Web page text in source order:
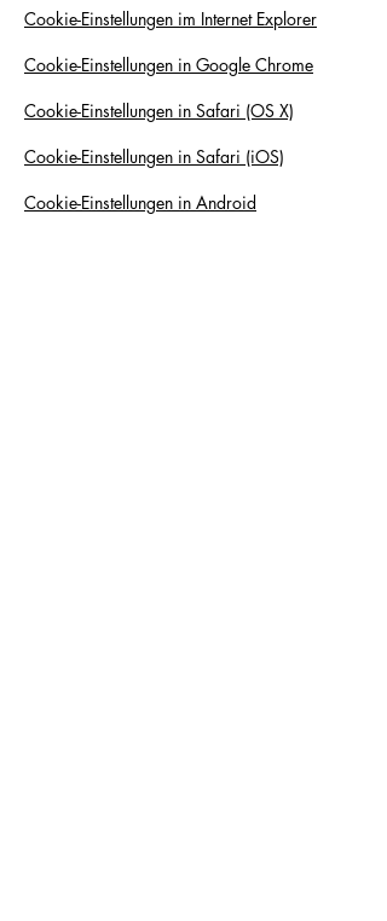
Cookie-Einstellungen im Internet Explorer
Cookie-Einstellungen in Google Chrome
Cookie-Einstellungen in Safari (OS X)
Cookie-Einstellungen in Safari (iOS)
Cookie-Einstellungen in Android